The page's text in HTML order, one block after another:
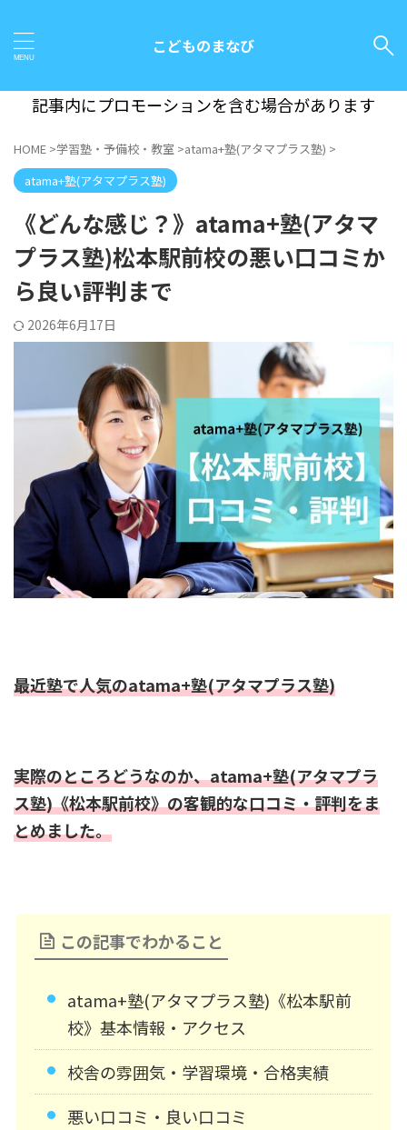
こどものまなび
記事内にプロモーションを含む場合があります
HOME >学習塾・予備校・教室 >atama+塾(アタマプラス塾) >
atama+塾(アタマプラス塾)
《どんな感じ？》atama+塾(アタマ
プラス塾)松本駅前校の悪い口コミか
ら良い評判まで
2026年6月17日
最近塾で人気のatama+塾(アタマプラス塾)
実際のところどうなのか、atama+塾(アタマプラ
ス塾)《松本駅前校》の客観的な口コミ・評判をま
とめました。
この記事でわかること
atama+塾(アタマプラス塾)《松本駅前
校》基本情報・アクセス
校舎の雰囲気・学習環境・合格実績
悪い口コミ・良い口コミ